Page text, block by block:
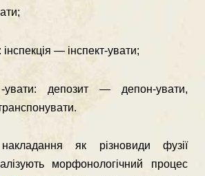
— інспект-увати;
депозит — депон-увати,
як різновиди фузії
морфонологічний процес